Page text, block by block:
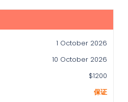
1 October 2026
10 October 2026
$1200
保证